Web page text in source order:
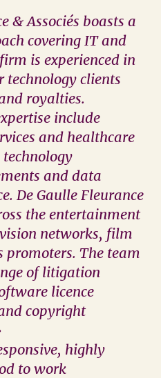
& Associés boasts a
covering IT and
is experienced in
technology clients
royalties.
include
and healthcare
and data
De Gaulle Fleurance
the entertainment
networks, film
promoters. The team
of litigation
licence
copyright
highly
to work